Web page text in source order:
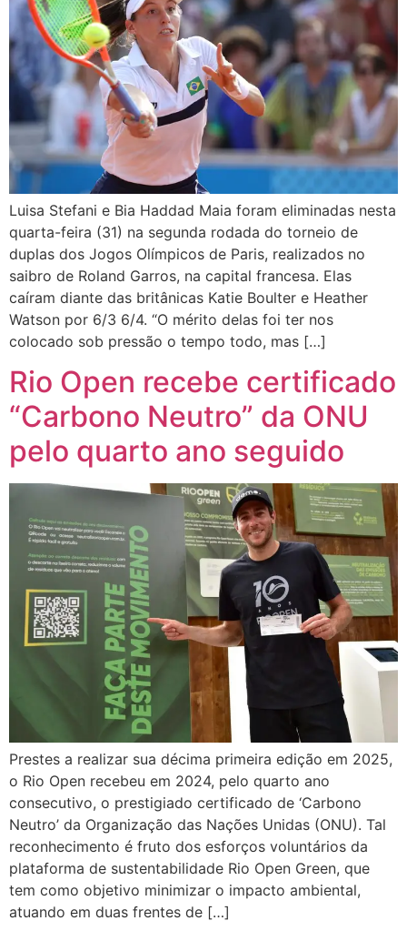
Luisa Stefani e Bia Haddad Maia foram eliminadas nesta
quarta-feira (31) na segunda rodada do torneio de
duplas dos Jogos Olímpicos de Paris, realizados no
saibro de Roland Garros, na capital francesa. Elas
caíram diante das britânicas Katie Boulter e Heather
Watson por 6/3 6/4. “O mérito delas foi ter nos
colocado sob pressão o tempo todo, mas […]
Rio Open recebe certificado
“Carbono Neutro” da ONU
pelo quarto ano seguido
Prestes a realizar sua décima primeira edição em 2025,
o Rio Open recebeu em 2024, pelo quarto ano
consecutivo, o prestigiado certificado de ‘Carbono
Neutro’ da Organização das Nações Unidas (ONU). Tal
reconhecimento é fruto dos esforços voluntários da
plataforma de sustentabilidade Rio Open Green, que
tem como objetivo minimizar o impacto ambiental,
atuando em duas frentes de […]